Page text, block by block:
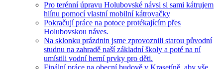
Pro terénní úpravu Holubovské návsi si sami kátrujem
hlínu pomocí vlastní mobilní kátrovačky
Pokračují práce na potoce protékajícím přes
Holubovskou náves.
Na sklonku prázdnin jsme zprovoznili starou původní
studnu na zahradě naší základní školy a poté na ní
umístili vodní herní prvky pro děti.
Finální práce na obecní budově v Krasetíně, aby vše